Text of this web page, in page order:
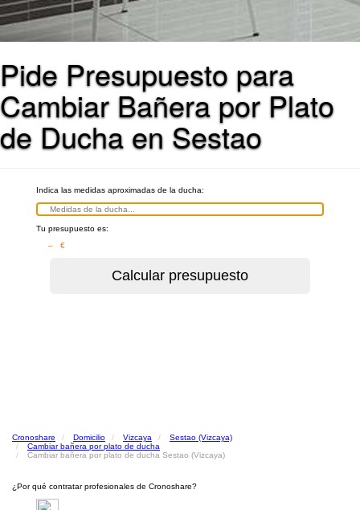
Pide Presupuesto para
Cambiar Bañera por Plato
de Ducha en Sestao
Indica las medidas aproximadas de la ducha:
Tu presupuesto es:
– €
Cronoshare Domicilio Vizcaya
Sestao (Vizcaya)
Cambiar bañera por plato de ducha
Cambiar bañera por plato de ducha Sestao (Vizcaya)
¿Por qué contratar profesionales de Cronoshare?